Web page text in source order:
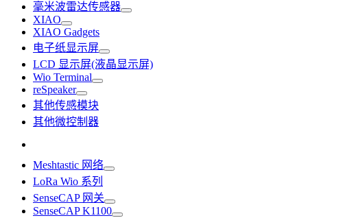
毫米波雷达传感器
XIAO
XIAO Gadgets
电子纸显示屏
LCD 显示屏(液晶显示屏)
Wio Terminal
reSpeaker
其他传感模块
其他微控制器
Meshtastic 网络
LoRa Wio 系列
SenseCAP 网关
SenseCAP K1100